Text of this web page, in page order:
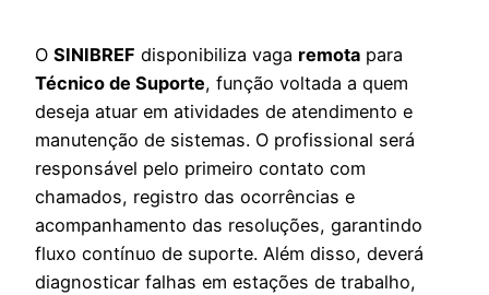
O SINIBREF disponibiliza vaga remota para
Técnico de Suporte, função voltada a quem
deseja atuar em atividades de atendimento e
manutenção de sistemas. O profissional será
responsável pelo primeiro contato com
chamados, registro das ocorrências e
acompanhamento das resoluções, garantindo
fluxo contínuo de suporte. Além disso, deverá
diagnosticar falhas em estações de trabalho,